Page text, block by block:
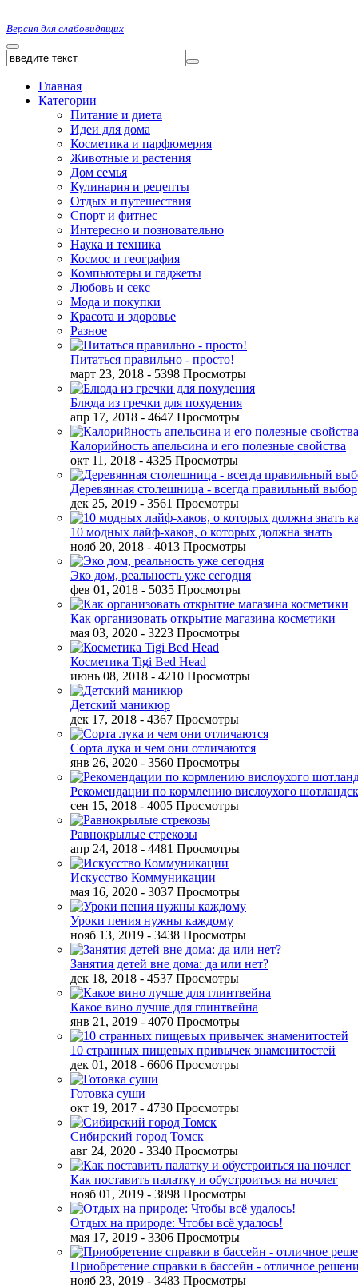
Версия для слабовидящих
Главная
Категории
Питание и диета
Идеи для дома
Косметика и парфюмерия
Животные и растения
Дом семья
Кулинария и рецепты
Отдых и путешествия
Спорт и фитнес
Интересно и позновательно
Наука и техника
Космос и география
Компьютеры и гаджеты
Любовь и секс
Мода и покупки
Красота и здоровье
Разное
Питаться правильно - просто!
март 23, 2018 - 5398 Просмотры
Блюда из гречки для похудения
апр 17, 2018 - 4647 Просмотры
Калорийность апельсина и его полезные свойства
окт 11, 2018 - 4325 Просмотры
Деревянная столешница - всегда правильный выбор
дек 25, 2019 - 3561 Просмотры
10 модных лайф-хаков, о которых должна знать
нояб 20, 2018 - 4013 Просмотры
Эко дом, реальность уже сегодня
фев 01, 2018 - 5035 Просмотры
Как организовать открытие магазина косметики
мая 03, 2020 - 3223 Просмотры
Косметика Tigi Bed Head
июнь 08, 2018 - 4210 Просмотры
Детский маникюр
дек 17, 2018 - 4367 Просмотры
Сорта лука и чем они отличаются
янв 26, 2020 - 3560 Просмотры
Рекомендации по кормлению вислоухого
сен 15, 2018 - 4005 Просмотры
Равнокрылые стрекозы
апр 24, 2018 - 4481 Просмотры
Искусство Коммуникации
мая 16, 2020 - 3037 Просмотры
Уроки пения нужны каждому
нояб 13, 2019 - 3438 Просмотры
Занятия детей вне дома: да или нет?
дек 18, 2018 - 4537 Просмотры
Какое вино лучше для глинтвейна
янв 21, 2019 - 4070 Просмотры
10 странных пищевых привычек знаменитостей
дек 01, 2018 - 6606 Просмотры
Готовка суши
окт 19, 2017 - 4730 Просмотры
Сибирский город Томск
авг 24, 2020 - 3340 Просмотры
Как поставить палатку и обустроиться на ночлег
нояб 01, 2019 - 3898 Просмотры
Отдых на природе: Чтобы всё удалось!
мая 17, 2019 - 3306 Просмотры
Приобретение справки в бассейн - отличное
нояб 23, 2019 - 3483 Просмотры